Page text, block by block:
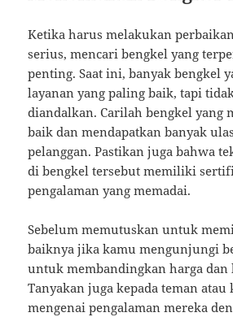
Ketika harus melakukan
serius, mencari bengkel yang
penting. Saat ini, banyak bengkel
layanan yang paling baik, tapi
diandalkan. Carilah bengkel yang
baik dan mendapatkan banyak
pelanggan. Pastikan juga bahwa
di bengkel tersebut memiliki
pengalaman yang memadai.
Sebelum memutuskan untuk
baiknya jika kamu mengunjungi
untuk membandingkan harga dan
Tanyakan juga kepada teman atau
mengenai pengalaman mereka